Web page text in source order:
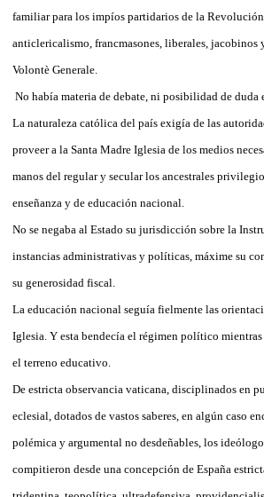
familiar para los impíos partidarios de la
anticlericalismo, francmasones, liberales, jacobinos
Volontè Generale.
No había materia de debate, ni posibilidad de duda
La naturaleza católica del país exigía de las
proveer a la Santa Madre Iglesia de los medios
manos del regular y secular los ancestrales
enseñanza y de educación nacional.
No se negaba al Estado su jurisdicción sobre la
instancias administrativas y políticas, máxime su
su generosidad fiscal.
La educación nacional seguía fielmente las
Iglesia. Y esta bendecía el régimen político
el terreno educativo.
De estricta observancia vaticana, disciplinados en
eclesial, dotados de vastos saberes, en algún caso
polémica y argumental no desdeñables, los
compitieron desde una concepción de España